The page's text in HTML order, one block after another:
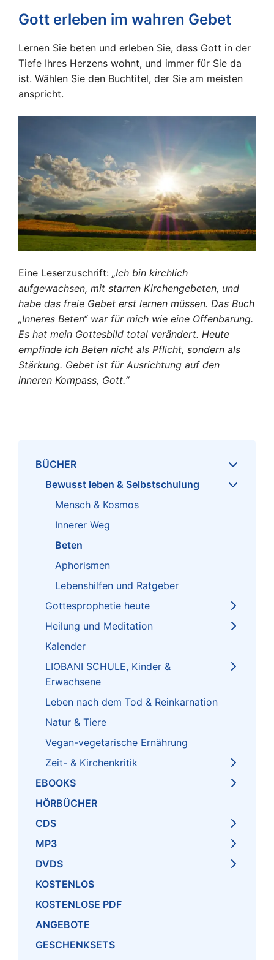
Gott erleben im wahren Gebet
Lernen Sie beten und erleben Sie, dass Gott in der
Tiefe Ihres Herzens wohnt, und immer für Sie da
ist. Wählen Sie den Buchtitel, der Sie am meisten
anspricht.
Eine Leserzuschrift: „Ich bin kirchlich
aufgewachsen, mit starren Kirchengebeten, und
habe das freie Gebet erst lernen müssen. Das Buch
„Inneres Beten“ war für mich wie eine Offenbarung.
Es hat mein Gottesbild total verändert. Heute
empfinde ich Beten nicht als Pflicht, sondern als
Stärkung. Gebet ist für Ausrichtung auf den
inneren Kompass, Gott.“
BÜCHER
Bewusst leben & Selbstschulung
Mensch & Kosmos
Innerer Weg
Beten
Aphorismen
Lebenshilfen und Ratgeber
Gottesprophetie heute
Heilung und Meditation
Kalender
LIOBANI SCHULE, Kinder &
Erwachsene
Leben nach dem Tod & Reinkarnation
Natur & Tiere
Vegan-vegetarische Ernährung
Zeit- & Kirchenkritik
EBOOKS
HÖRBÜCHER
CDS
MP3
DVDS
KOSTENLOS
KOSTENLOSE PDF
ANGEBOTE
GESCHENKSETS